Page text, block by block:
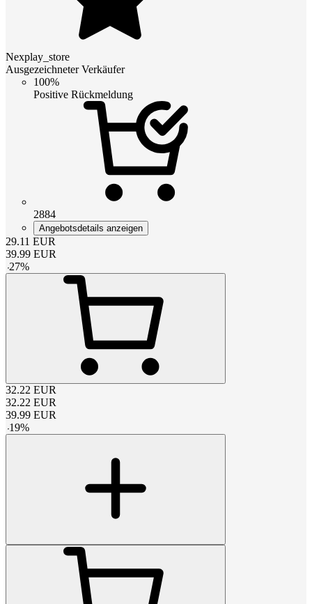
Nexplay_store
Ausgezeichneter Verkäufer
100%
Positive Rückmeldung
2884
Angebotsdetails anzeigen
29.11 EUR
39.99 EUR
-27%
32.22 EUR
32.22 EUR
39.99 EUR
-19%